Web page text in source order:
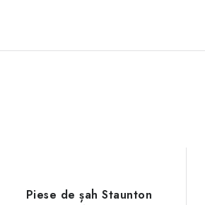
Piese de șah Staunton